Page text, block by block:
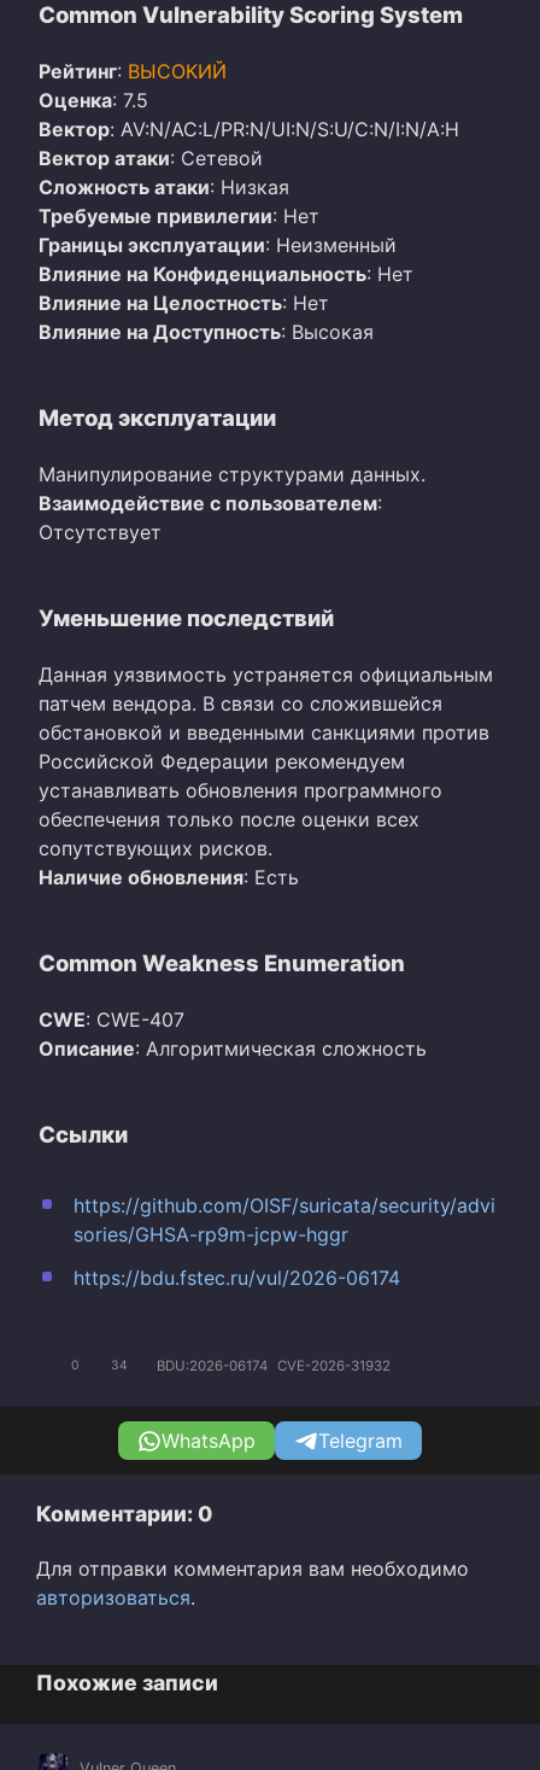
Common Vulnerability Scoring System
Рейтинг: ВЫСОКИЙ
Оценка: 7.5
Вектор: AV:N/AC:L/PR:N/UI:N/S:U/C:N/I:N/A:H
Вектор атаки: Сетевой
Сложность атаки: Низкая
Требуемые привилегии: Нет
Границы эксплуатации: Неизменный
Влияние на Конфиденциальность: Нет
Влияние на Целостность: Нет
Влияние на Доступность: Высокая
Метод эксплуатации
Манипулирование структурами данных.
Взаимодействие с пользователем:
Отсутствует
Уменьшение последствий
Данная уязвимость устраняется официальным
патчем вендора. В связи со сложившейся
обстановкой и введенными санкциями против
Российской Федерации рекомендуем
устанавливать обновления программного
обеспечения только после оценки всех
сопутствующих рисков.
Наличие обновления: Есть
Common Weakness Enumeration
CWE: CWE-407
Описание: Алгоритмическая сложность
Ссылки
https://github.com/OISF/suricata/security/advi
sories/GHSA-rp9m-jcpw-hggr
https://bdu.fstec.ru/vul/2026-06174
0 34 BDU:2026-06174 CVE-2026-31932
WhatsApp Telegram
Комментарии: 0
Для отправки комментария вам необходимо
авторизоваться.
Похожие записи